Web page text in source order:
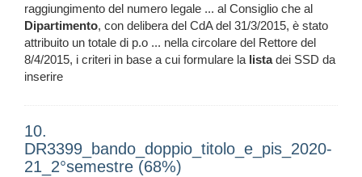
raggiungimento del numero legale ... al Consiglio che al
Dipartimento, con delibera del CdA del 31/3/2015, è stato
attribuito un totale di p.o ... nella circolare del Rettore del
8/4/2015, i criteri in base a cui formulare la listadei SSD da
inserire
10.
DR3399_bando_doppio_titolo_e_pis_2020-
21_2°semestre (68%)